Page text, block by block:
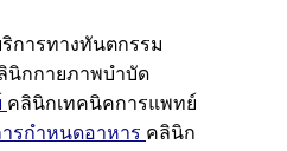
การทางทันตกรรม
นิกกายภาพบำบัด
คลินิกเทคนิคการแพทย์
รกำหนดอาหาร คลินิก